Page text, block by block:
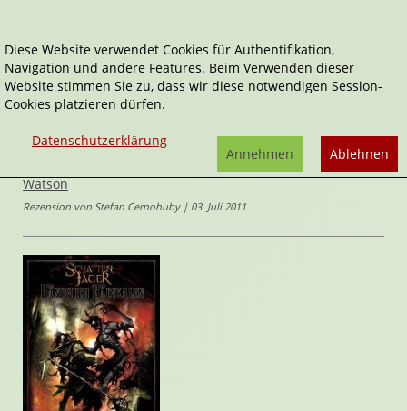
Home weitere Rezensionen
Rollenspiele
Das Handbuch des Radikalen
Warhammer 40.000
Das Handbuch des Radikalen vonRoss
Watson
Rezension von Stefan Cernohuby | 03. Juli 2011
Diese Website verwendet Cookies für Authentifikation,
Navigation und andere Features. Beim Verwenden dieser
Website stimmen Sie zu, dass wir diese notwendigen Session-
Cookies platzieren dürfen.
Datenschutzerklärung
Ablehnen
Annehmen